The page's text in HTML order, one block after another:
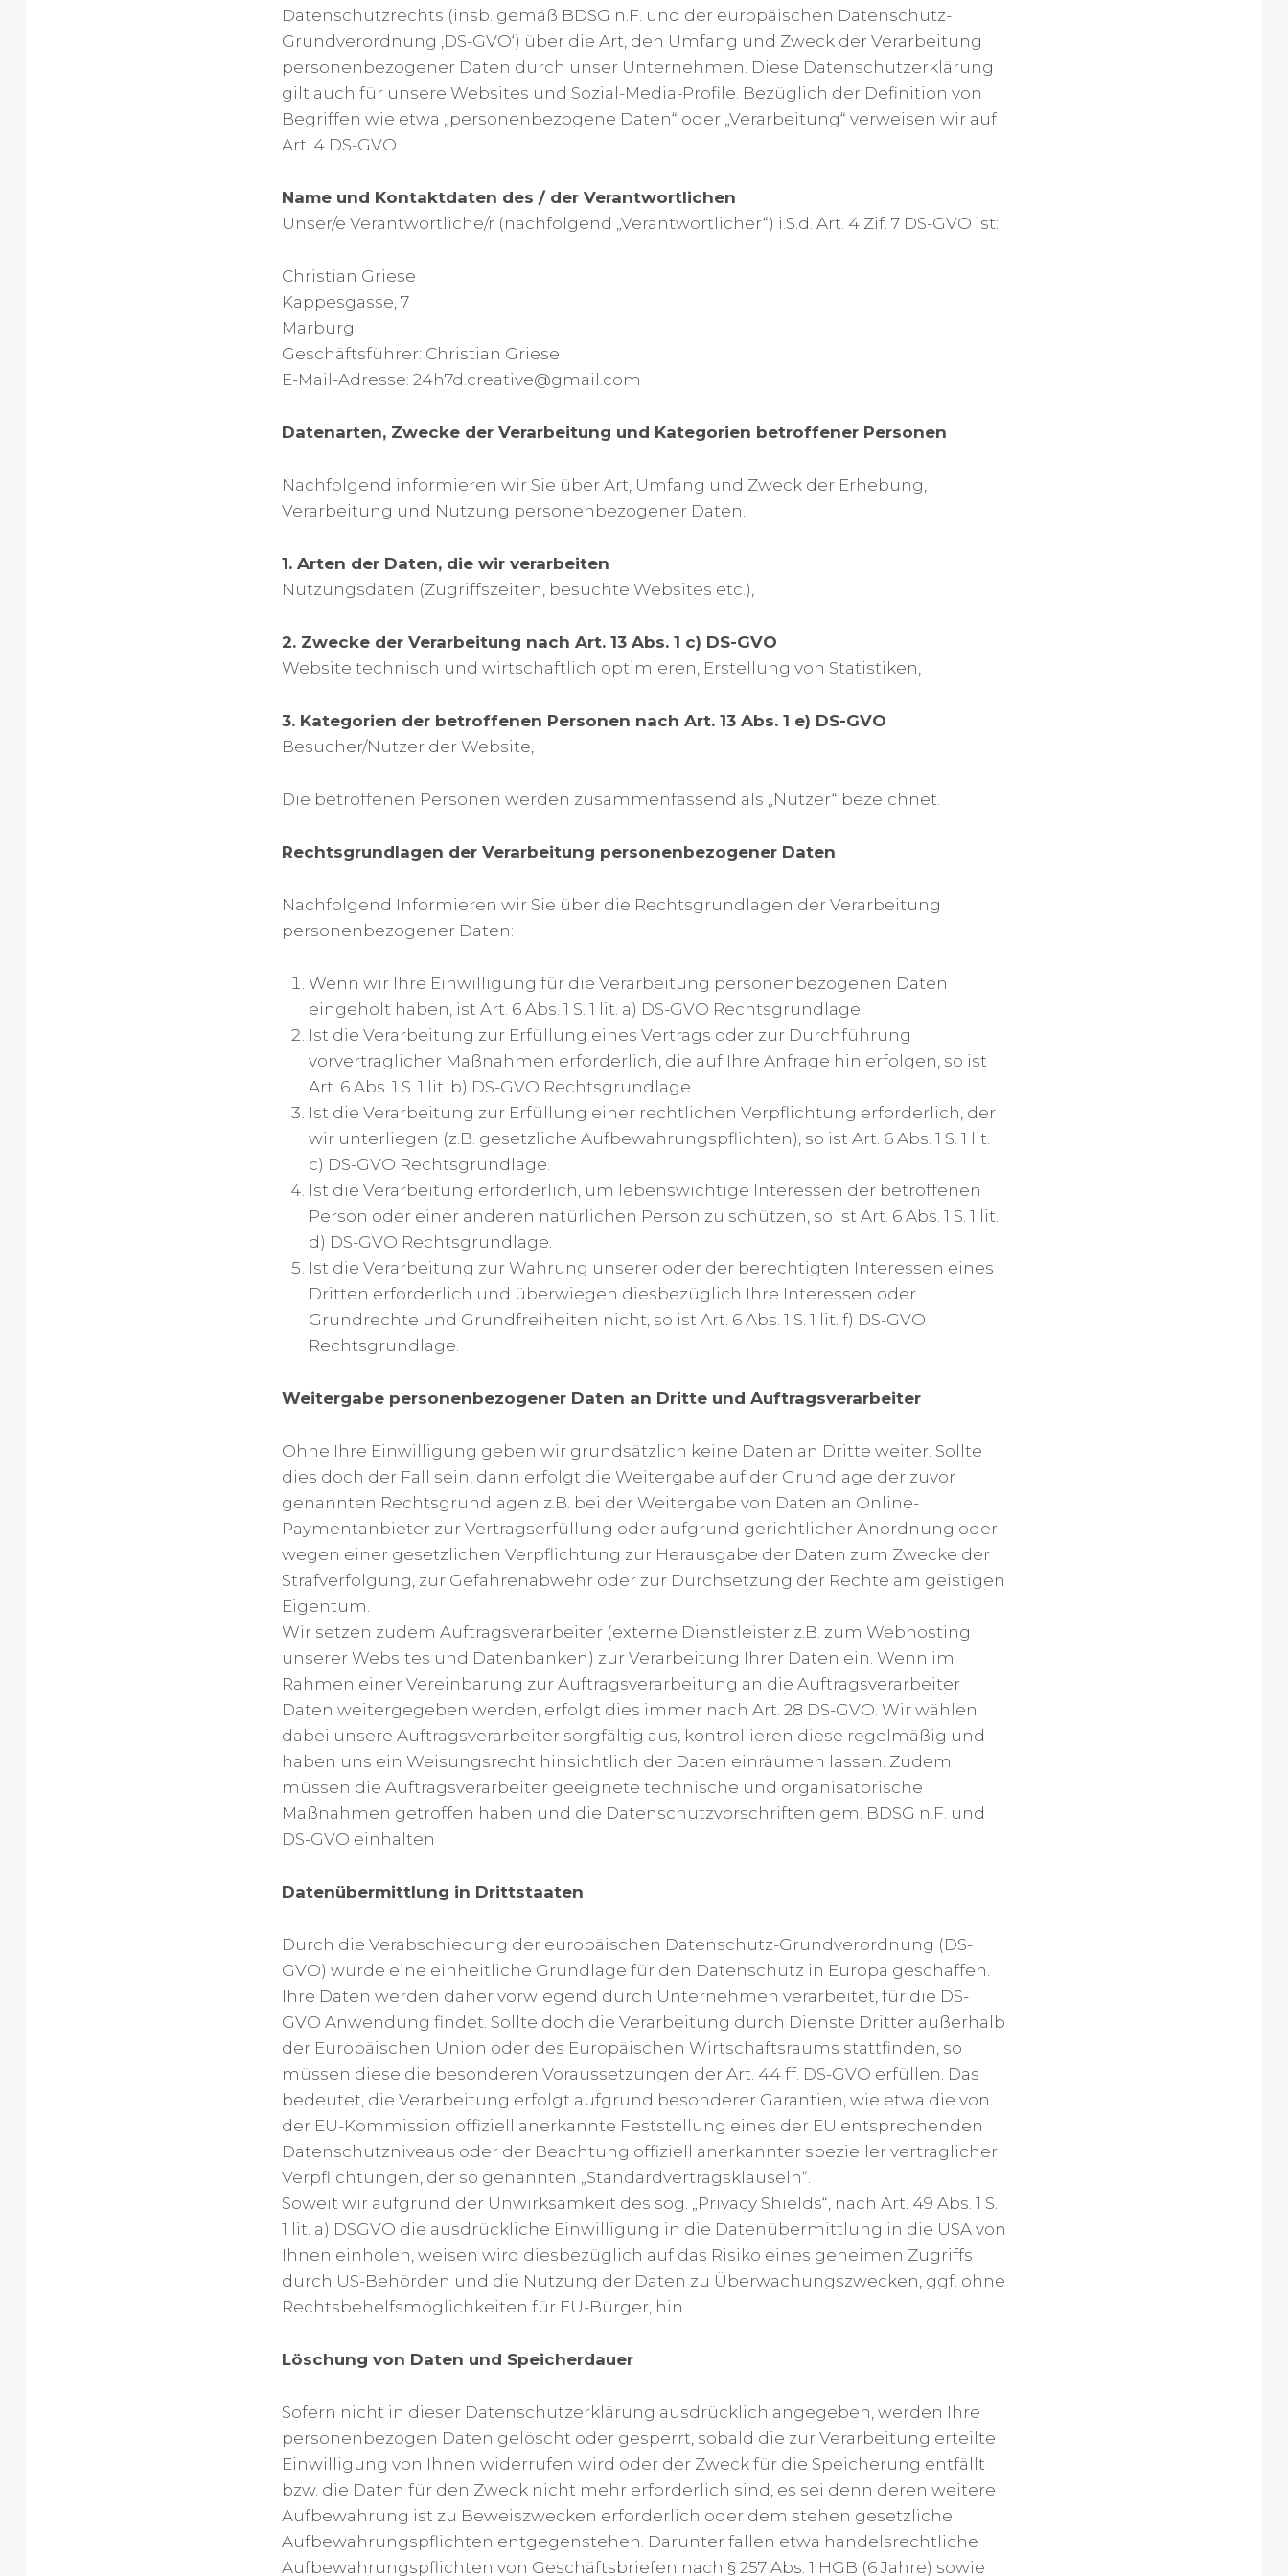
Datenschutzrechts (insb. gemäß BDSG n.F. und der europäischen Datenschutz-
Grundverordnung ‚DS-GVO‘) über die Art, den Umfang und Zweck der Verarbeitung
personenbezogener Daten durch unser Unternehmen. Diese Datenschutzerklärung
gilt auch für unsere Websites und Sozial-Media-Profile. Bezüglich der Definition von
Begriffen wie etwa „personenbezogene Daten“ oder „Verarbeitung“ verweisen wir auf
Art. 4 DS-GVO.
Name und Kontaktdaten des / der Verantwortlichen
Unser/e Verantwortliche/r (nachfolgend „Verantwortlicher“) i.S.d. Art. 4 Zif. 7 DS-GVO ist:
Christian Griese
Kappesgasse, 7
Marburg
Geschäftsführer: Christian Griese
E-Mail-Adresse: 24h7d.creative@gmail.com
Datenarten, Zwecke der Verarbeitung und Kategorien betroffener Personen
Nachfolgend informieren wir Sie über Art, Umfang und Zweck der Erhebung,
Verarbeitung und Nutzung personenbezogener Daten.
1. Arten der Daten, die wir verarbeiten
Nutzungsdaten (Zugriffszeiten, besuchte Websites etc.),
2. Zwecke der Verarbeitung nach Art. 13 Abs. 1 c) DS-GVO
Website technisch und wirtschaftlich optimieren, Erstellung von Statistiken,
3. Kategorien der betroffenen Personen nach Art. 13 Abs. 1 e) DS-GVO
Besucher/Nutzer der Website,
Die betroffenen Personen werden zusammenfassend als „Nutzer“ bezeichnet.
Rechtsgrundlagen der Verarbeitung personenbezogener Daten
Nachfolgend Informieren wir Sie über die Rechtsgrundlagen der Verarbeitung
personenbezogener Daten:
Wenn wir Ihre Einwilligung für die Verarbeitung personenbezogenen Daten
eingeholt haben, ist Art. 6 Abs. 1 S. 1 lit. a) DS-GVO Rechtsgrundlage.
Ist die Verarbeitung zur Erfüllung eines Vertrags oder zur Durchführung
vorvertraglicher Maßnahmen erforderlich, die auf Ihre Anfrage hin erfolgen, so ist
Art. 6 Abs. 1 S. 1 lit. b) DS-GVO Rechtsgrundlage.
Ist die Verarbeitung zur Erfüllung einer rechtlichen Verpflichtung erforderlich, der
wir unterliegen (z.B. gesetzliche Aufbewahrungspflichten), so ist Art. 6 Abs. 1 S. 1 lit.
c) DS-GVO Rechtsgrundlage.
Ist die Verarbeitung erforderlich, um lebenswichtige Interessen der betroffenen
Person oder einer anderen natürlichen Person zu schützen, so ist Art. 6 Abs. 1 S. 1 lit.
d) DS-GVO Rechtsgrundlage.
Ist die Verarbeitung zur Wahrung unserer oder der berechtigten Interessen eines
Dritten erforderlich und überwiegen diesbezüglich Ihre Interessen oder
Grundrechte und Grundfreiheiten nicht, so ist Art. 6 Abs. 1 S. 1 lit. f) DS-GVO
Rechtsgrundlage.
Weitergabe personenbezogener Daten an Dritte und Auftragsverarbeiter
Ohne Ihre Einwilligung geben wir grundsätzlich keine Daten an Dritte weiter. Sollte
dies doch der Fall sein, dann erfolgt die Weitergabe auf der Grundlage der zuvor
genannten Rechtsgrundlagen z.B. bei der Weitergabe von Daten an Online-
Paymentanbieter zur Vertragserfüllung oder aufgrund gerichtlicher Anordnung oder
wegen einer gesetzlichen Verpflichtung zur Herausgabe der Daten zum Zwecke der
Strafverfolgung, zur Gefahrenabwehr oder zur Durchsetzung der Rechte am geistigen
Eigentum.
Wir setzen zudem Auftragsverarbeiter (externe Dienstleister z.B. zum Webhosting
unserer Websites und Datenbanken) zur Verarbeitung Ihrer Daten ein. Wenn im
Rahmen einer Vereinbarung zur Auftragsverarbeitung an die Auftragsverarbeiter
Daten weitergegeben werden, erfolgt dies immer nach Art. 28 DS-GVO. Wir wählen
dabei unsere Auftragsverarbeiter sorgfältig aus, kontrollieren diese regelmäßig und
haben uns ein Weisungsrecht hinsichtlich der Daten einräumen lassen. Zudem
müssen die Auftragsverarbeiter geeignete technische und organisatorische
Maßnahmen getroffen haben und die Datenschutzvorschriften gem. BDSG n.F. und
DS-GVO einhalten
Datenübermittlung in Drittstaaten
Durch die Verabschiedung der europäischen Datenschutz-Grundverordnung (DS-
GVO) wurde eine einheitliche Grundlage für den Datenschutz in Europa geschaffen.
Ihre Daten werden daher vorwiegend durch Unternehmen verarbeitet, für die DS-
GVO Anwendung findet. Sollte doch die Verarbeitung durch Dienste Dritter außerhalb
der Europäischen Union oder des Europäischen Wirtschaftsraums stattfinden, so
müssen diese die besonderen Voraussetzungen der Art. 44 ff. DS-GVO erfüllen. Das
bedeutet, die Verarbeitung erfolgt aufgrund besonderer Garantien, wie etwa die von
der EU-Kommission offiziell anerkannte Feststellung eines der EU entsprechenden
Datenschutzniveaus oder der Beachtung offiziell anerkannter spezieller vertraglicher
Verpflichtungen, der so genannten „Standardvertragsklauseln“.
Soweit wir aufgrund der Unwirksamkeit des sog. „Privacy Shields“, nach Art. 49 Abs. 1 S.
1 lit. a) DSGVO die ausdrückliche Einwilligung in die Datenübermittlung in die USA von
Ihnen einholen, weisen wird diesbezüglich auf das Risiko eines geheimen Zugriffs
durch US-Behörden und die Nutzung der Daten zu Überwachungszwecken, ggf. ohne
Rechtsbehelfsmöglichkeiten für EU-Bürger, hin.
Löschung von Daten und Speicherdauer
Sofern nicht in dieser Datenschutzerklärung ausdrücklich angegeben, werden Ihre
personenbezogen Daten gelöscht oder gesperrt, sobald die zur Verarbeitung erteilte
Einwilligung von Ihnen widerrufen wird oder der Zweck für die Speicherung entfällt
bzw. die Daten für den Zweck nicht mehr erforderlich sind, es sei denn deren weitere
Aufbewahrung ist zu Beweiszwecken erforderlich oder dem stehen gesetzliche
Aufbewahrungspflichten entgegenstehen. Darunter fallen etwa handelsrechtliche
Aufbewahrungspflichten von Geschäftsbriefen nach § 257 Abs. 1 HGB (6 Jahre) sowie